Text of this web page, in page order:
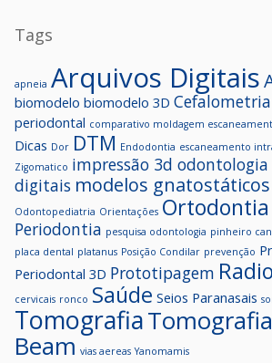
Tags
apneia Arquivos Digitais
biomodelo biomodelo 3D Cefalometria
periodontal comparativo moldagem
Dicas Dor DTM Endodontia escaneamento
Zigomatico impressão 3d odontologia
digitais modelos gnatostáticos
Odontopediatria Orientações Ortodontia
Periodontia pesquisa odontologia pinheiro
placa dental platanus Posição Condilar prevenção
Periodontal 3D Prototipagem
cervicais ronco Saúde Seios Paranasais
Tomografia
Beam vias aereas Yanomamis